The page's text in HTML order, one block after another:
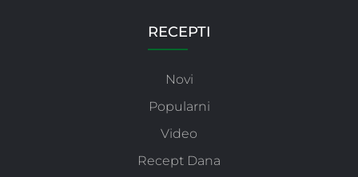
RECEPTI
Novi
Popularni
Video
Recept Dana